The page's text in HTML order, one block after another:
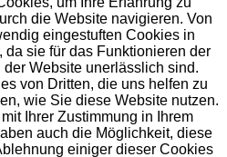
die Website navigieren. Von
eingestuften Cookies in
da sie für das Funktionieren der
Website unerlässlich sind.
von Dritten, die uns helfen zu
wie Sie diese Website nutzen.
Ihrer Zustimmung in Ihrem
auch die Möglichkeit, diese
einiger dieser Cookies